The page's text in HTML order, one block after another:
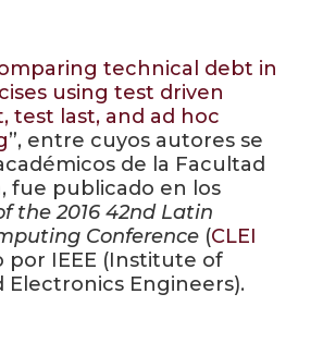
technical debt in
using test driven
test last, and ad hoc
”, entre cuyos autores se
de la Facultad
fue publicado en los
the 2016 42nd Latin
Conference(CLEI
por IEEE (Institute of
Electronics Engineers).